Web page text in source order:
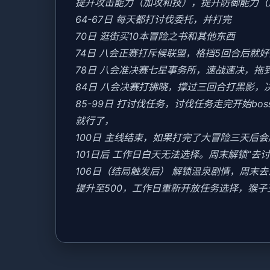
64-67日 每天都打讨伐委托，并打完
70日 逛街买10本冒险之书和其他东西
74日 八会正赛打斥候联盟，格挡5回合后就
78日 八会准决赛七星事务所，速战速决，拖
84日 八会决赛打拂晓，撑过三回合打黑影，
85-99日 打讨伐任务，讨伐任务走完开始
就行了，
100日 主线结束，如果打完了大冒险三天后
101日后 工作日白天无法选择。周末解锁“去
106日（结局触发后） 解锁温泉剧情，周末
提升至500，工作日重新开放任务选择，猴